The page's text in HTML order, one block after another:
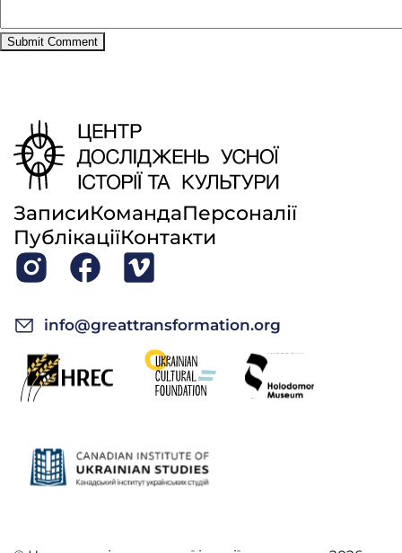
ЗаписиКомандаПерсоналії
ПублікаціїКонтакти
info@greattransformation.org